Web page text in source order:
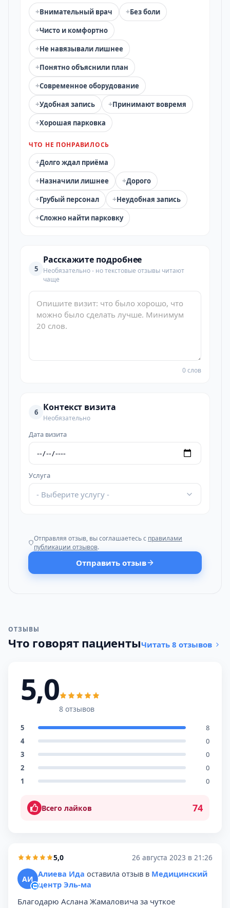
+Внимательный врач +Без боли
+Чисто и комфортно
+Не навязывали лишнее
+Понятно объяснили план
+Современное оборудование
+Удобная запись +Принимают вовремя
+Хорошая парковка
ЧТО НЕ ПОНРАВИЛОСЬ
+Долго ждал приёма
+Назначили лишнее +Дорого
+Грубый персонал +Неудобная запись
+Сложно найти парковку
5
Расскажите подробнее
Необязательно - но текстовые отзывы читают
чаще
0 слов
6 Контекст визита
Необязательно
Дата визита
Услуга
- Выберите услугу -
Отправляя отзыв, вы соглашаетесь с правилами
публикации отзывов.
Отправить отзыв
ОТЗЫВЫ
Что говорят пациентыЧитать 8 отзывов
5,0
8 отзывов
5
8
4
0
3
0
2
0
1
0
Всего лайков 74
5,0 26 августа 2023 в 21:26
АИ Алиева Ида оставила отзыв в Медицинский
центр Эль-ма
Благодарю Аслана Жамаловича за чуткое